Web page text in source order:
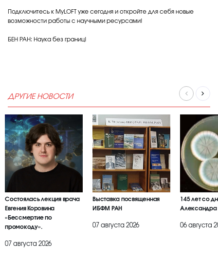
Подключитесь к MyLOFT уже сегодня и откройте для себя новые
возможности работы с научными ресурсами!
БЕН РАН: Наука без границ!
ДРУГИЕ НОВОСТИ
Состоялась лекция врача
Евгения Коровина
«Бессмертие по
промокоду».
07 августа 2026
Выставка посвященная
ИБФМ РАН
07 августа 2026
145 лет со
Александра
06 августа